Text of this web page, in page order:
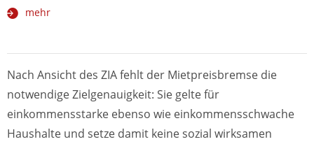
mehr
Nach Ansicht des ZIA fehlt der Mietpreisbremse die
notwendige Zielgenauigkeit: Sie gelte für
einkommensstarke ebenso wie einkommensschwache
Haushalte und setze damit keine sozial wirksamen